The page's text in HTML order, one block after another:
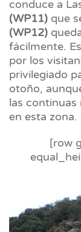
conduce a
(WP11) que
(WP12)
fácilmente.
por los
privilegiado
otoño,
las continuas
en esta zona.
[row